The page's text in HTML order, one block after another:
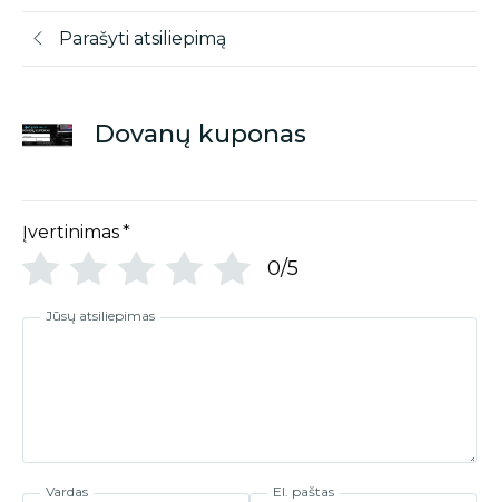
Parašyti atsiliepimą
Dovanų kuponas
Įvertinimas*
0/5
Jūsų atsiliepimas
Vardas El. paštas